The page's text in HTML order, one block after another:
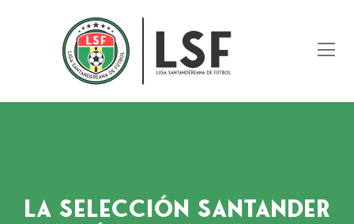
La Selección Santander